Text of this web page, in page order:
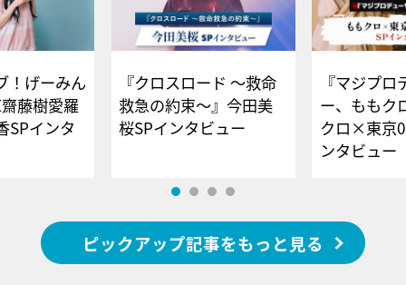
！げーみん
藤樹愛羅
SPインタ
『クロスロード ～救命
救急の約束～』今田美
桜SPインタビュー
『マジプロ
ー、ももク
クロ×東京
ンタビュー
ピックアップ記事をもっと見る